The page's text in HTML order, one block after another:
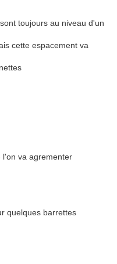
toujours au niveau d'un
cette espacement va
l'on va agrementer
quelques barrettes